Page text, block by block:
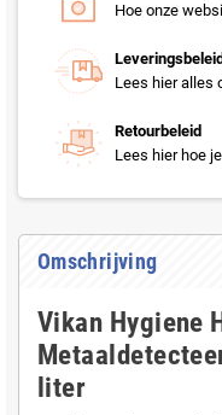
Hoe onze
Leveringsbeleid
Lees hier alles
Retourbeleid
Lees hier hoe
Omschrijving
Vikan Hygiene
liter